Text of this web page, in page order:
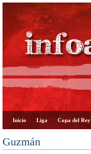
Inicio Liga Copa del Rey
Guzmán